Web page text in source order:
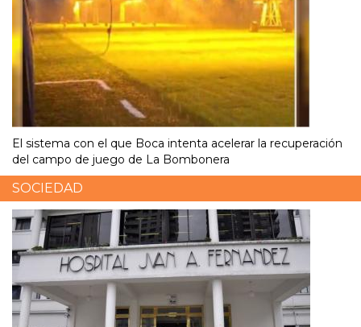
El sistema con el que Boca intenta acelerar la recuperación
del campo de juego de La Bombonera
SOCIEDAD